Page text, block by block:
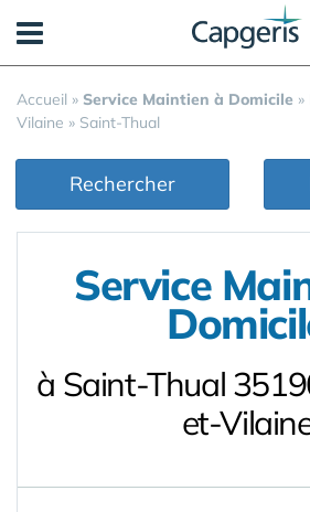
Accueil » Service Maintien à Domicile »
Vilaine » Saint-Thual
Rechercher
Service
à Saint-Thual
et-